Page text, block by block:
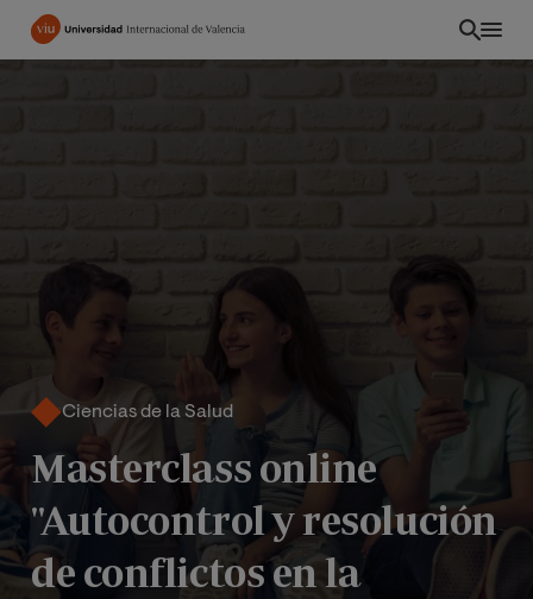
Pasar
Ciencias de la Salud
Masterclass online
"Autocontrol y resolución
de conflictos en la